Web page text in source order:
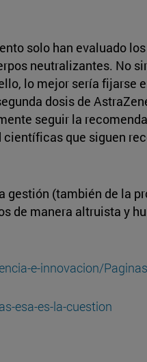
solo han evaluado
neutralizantes. No
lo mejor sería fijarse
dosis de
seguir la
que siguen
(también de la
de manera altruista y
e-innovacion/
esa-es-la-cuestion